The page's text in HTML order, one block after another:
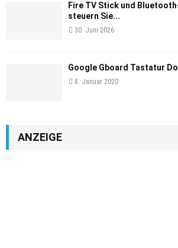
Fire TV Stick und
steuern Sie...
30. Juni 2026
Google Gboard Tastatur
8. Januar 2020
ANZEIGE